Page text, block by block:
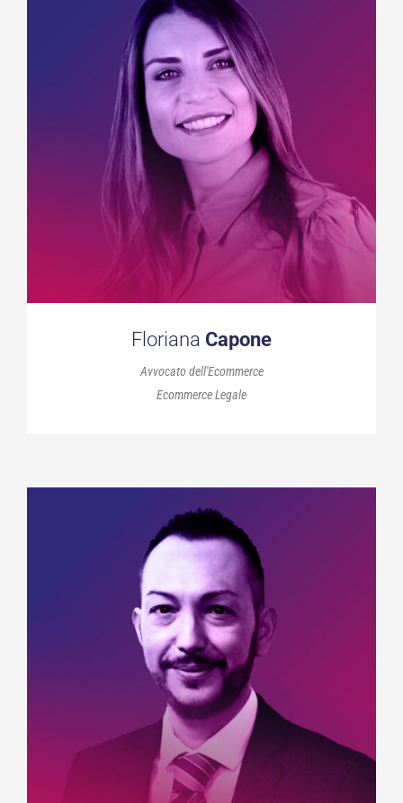
Floriana Capone
Avvocato dell'Ecommerce
Ecommerce Legale